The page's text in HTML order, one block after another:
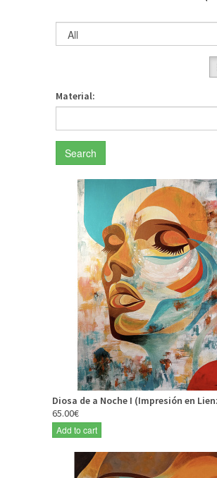
Material:
Search
Diosa de a Noche I (Impresión en
65.00€
Add to cart